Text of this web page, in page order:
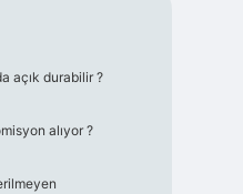
açık durabilir ?
alıyor ?